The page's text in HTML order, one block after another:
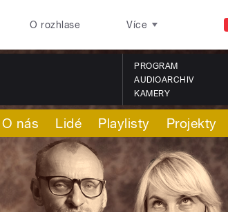
O rozhlase Více
PROGRAM
AUDIOARCHIV
KAMERY
O nás Lidé Playlisty Projekty